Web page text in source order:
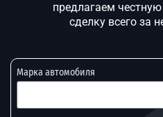
предлагаем
сделку всего за
Марка автомобиля